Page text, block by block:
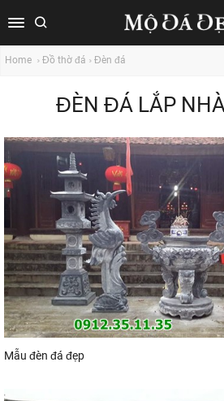
Home Đồ thờ đá Đèn đá
ĐÈN ĐÁ LẮP
Mẫu đèn đá đẹp